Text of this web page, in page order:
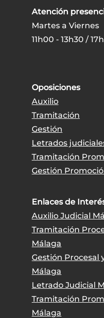
Atención
Martes a Viernes
11h00 - 13h30 /
Oposiciones
Auxilio
Tramitación
Gestión
Letrados
Tramitación
Gestión
Enlaces de
Auxilio Judicial
Tramitación
Málaga
Gestión Procesal
Málaga
Letrado Judicial
Tramitación
Málaga